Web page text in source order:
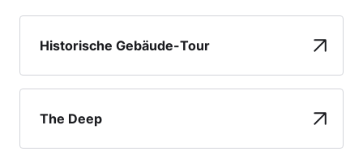
Historische Gebäude-Tour
The Deep